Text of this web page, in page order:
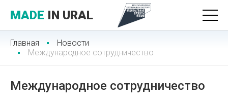
MADE IN URAL
Главная
Новости
Международное сотрудничество
Международное сотрудничество